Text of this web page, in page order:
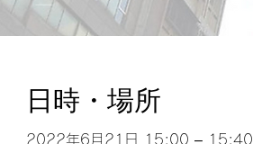
日時・場所
2022年6月21日 15:00 – 15:40